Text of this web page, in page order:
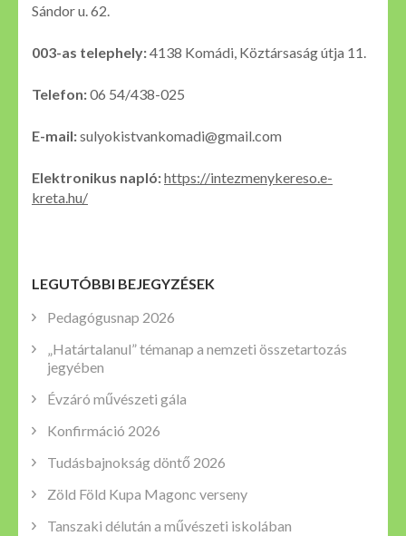
Sándor u. 62.
003-as telephely:4138 Komádi, Köztársaság útja 11.
Telefon:06 54/438-025
E-mail:sulyokistvankomadi@gmail.com
Elektronikus napló:https://intezmenykereso.e-
kreta.hu/
LEGUTÓBBI BEJEGYZÉSEK
Pedagógusnap 2026
„Határtalanul” témanap a nemzeti összetartozás
jegyében
Évzáró művészeti gála
Konfirmáció 2026
Tudásbajnokság döntő 2026
Zöld Föld Kupa Magonc verseny
Tanszaki délután a művészeti iskolában